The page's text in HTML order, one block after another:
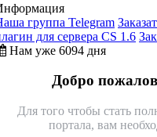
группа Telegram
для сервера CS 1.6
Нам уже 6094 дня
Добро
Для того чтобы стать
портала, вам